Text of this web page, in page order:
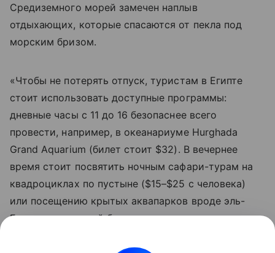
Средиземного морей замечен наплыв
отдыхающих, которые спасаются от пекла под
морским бризом.
«Чтобы не потерять отпуск, туристам в Египте
стоит использовать доступные программы:
дневные часы с 11 до 16 безопаснее всего
провести, например, в океанариуме Hurghada
Grand Aquarium (билет стоит $32). В вечернее
время стоит посвятить ночным сафари-турам на
квадроциклах по пустыне ($15–$25 с человека)
или посещению крытых аквапарков вроде эль-
Гуны, где вечерний билет после захода солнца